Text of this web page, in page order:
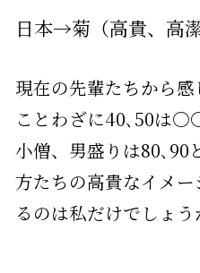
日本→菊（高貴、高潔
現在の先輩たちから感
ことわざに40､50は〇
小僧、男盛りは80､90
方たちの高貴なイメ
るのは私だけでしょう